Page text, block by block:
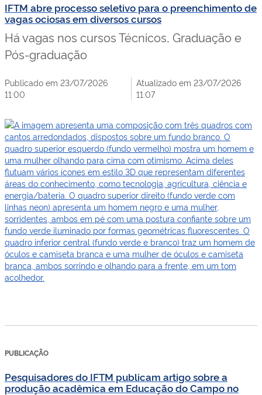
IFTM abre processo seletivo para o preenchimento de
vagas ociosas em diversos cursos
Há vagas nos cursos Técnicos, Graduação e
Pós-graduação
Publicado em 23/07/2026
11:00
Atualizado em 23/07/2026
11:07
PUBLICAÇÃO
Pesquisadores do IFTM publicam artigo sobre a
produção acadêmica em Educação do Campo no